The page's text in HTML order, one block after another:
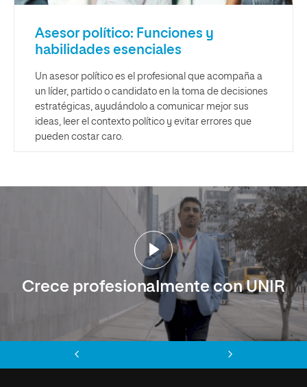
Asesor político: Funciones y
habilidades esenciales
Un asesor político es el profesional que acompaña a
un líder, partido o candidato en la toma de decisiones
estratégicas, ayudándolo a comunicar mejor sus
ideas, leer el contexto político y evitar errores que
pueden costar caro.
Crece profesionalmente con UNIR